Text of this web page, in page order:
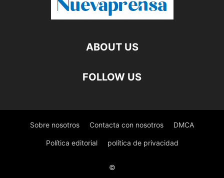
ABOUT US
FOLLOW US
Sobre nosotros Contacta con nosotros DMCA
Política editorial política de privacidad
©